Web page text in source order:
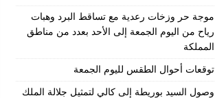
موجة حر وزخات رعدية مع تساقط البرد وهبات
رياح من اليوم الجمعة إلى الأحد بعدد من مناطق
المملكة
توقعات أحوال الطقس لليوم الجمعة
وصول السيد بوريطة إلى كالي لتمثيل جلالة الملك